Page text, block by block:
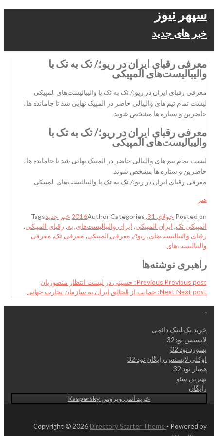
سپهر نیوز
خبر های جدید
معرفی رقبای ایران در ریو؛/ تک به تک با
والیبالیست‌های المپیکی
معرفی رقبای ایران در ریو؛/ تک به تک با والیبالیست‌های المپیکی
لیست تمام تیم های والیبالی حاضر در المپیک نهایی شد تا جامانده ها،
حاضرین و ستاره ها مشخص شوند.
معرفی رقبای ایران در ریو؛/ تک به تک با
والیبالیست‌های المپیکی
لیست تمام تیم های والیبالی حاضر در المپیک نهایی شد تا جامانده ها،
حاضرین و ستاره ها مشخص شوند.
معرفی رقبای ایران در ریو؛/ تک به تک با والیبالیست‌های المپیکی
هنر
Posted on جولای 31, 2016 AuthorCategories خبر جدیدTags
المپیکی تک, ایران المپیکی, ایران والیبالیست‌های, به, رقبای المپیکی,
رقبای والیبالیست‌های, ریو؛/, معرفی المپیکی, معرفی تک, معرفی
والیبالیست‌های
راهبری نوشته‌ها
Previous Previous post:
حسینی در لیست انتظار منصوریان
Next Next post: حمایت از الحالق ایران به سازمان تجارت جهانی
.
خرید بک لینک دائمی
لایسنس نود32
پسورد نود 32
اوکلی لایسنس رایگان نود 32
همیار نود 32
بهترین سئو
رایگان
خرید آنتی ویروس Kaspersky
Copyright © 2026 Directory Starter Theme - Powered by